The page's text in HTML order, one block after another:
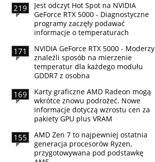
219
Jest odczyt Hot Spot na NVIDIA
GeForce RTX 5000 - Diagnostyczne
programy zaczęły podawać
informacje o temperaturach
171
NVIDIA GeForce RTX 5000 - Moderzy
znaleźli sposób na mierzenie
temperatur dla każdego modułu
GDDR7 z osobna
169
Karty graficzne AMD Radeon mogą
wkrótce znowu podrożeć. Nowe
informacje dotyczą wzrostu cen za
pakiety GPU plus VRAM
155
AMD Zen 7 to najpewniej ostatnia
generacja procesorów Ryzen,
przygotowywana pod podstawkę